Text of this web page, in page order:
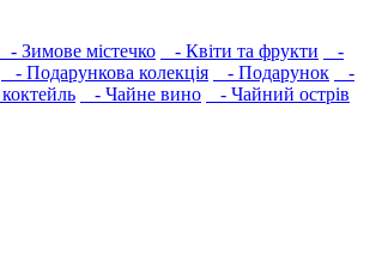
- Зимове містечко - Квіти та фрукти
-
- Подарункова колекція - Подарунок
-
- Чайне вино
- Чайний острів